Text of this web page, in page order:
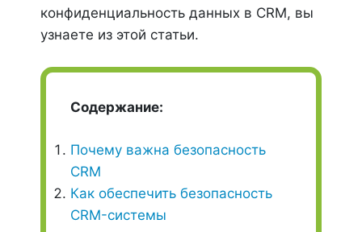
конфиденциальность данных в CRM, вы
узнаете из этой статьи.
Содержание:
Почему важна безопасность
CRM
Как обеспечить безопасность
CRM-системы